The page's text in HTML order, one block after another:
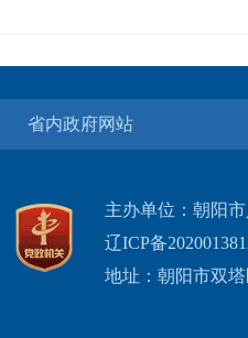
省内政府网站
主办单位：朝阳
辽ICP备
地址：朝阳市双